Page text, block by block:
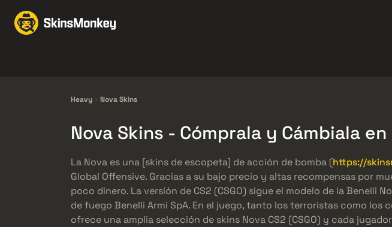
Heavy Nova Skins
Nova Skins - Cómprala y Cámbiala
La Nova es una [skins de escopeta] de acción de bomba (https://
Global Offensive. Gracias a su bajo precio y altas recompensas por
poco dinero. La versión de CS2 (CSGO) sigue el modelo de la
de fuego Benelli Armi SpA. En el juego, tanto los terroristas como
ofrece una amplia selección de skins Nova CS2 (CSGO) y cada